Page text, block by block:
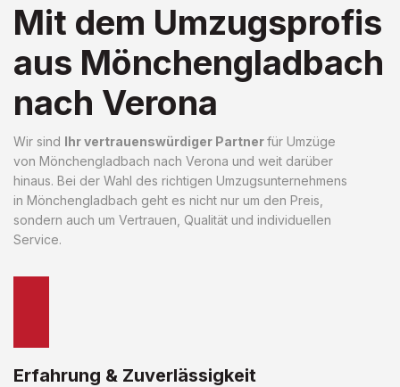
Mit dem Umzugsprofis
aus Mönchengladbach
nach Verona
Wir sind Ihr vertrauenswürdiger Partnerfür Umzüge
von Mönchengladbach nach Verona und weit darüber
hinaus. Bei der Wahl des richtigen Umzugsunternehmens
in Mönchengladbach geht es nicht nur um den Preis,
sondern auch um Vertrauen, Qualität und individuellen
Service.
Erfahrung & Zuverlässigkeit